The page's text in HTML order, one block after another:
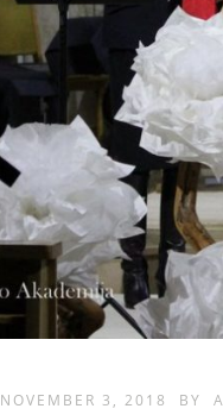
NOVEMBER 3, 2018 BY